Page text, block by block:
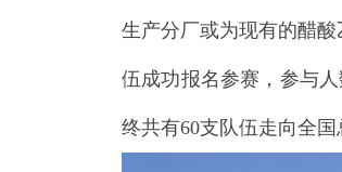
生产分厂或为现有的醋
伍成功报名参赛，参与
终共有60支队伍走向全国